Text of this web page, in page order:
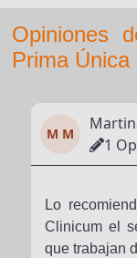
Opiniones
Prima Única
M M
1
Lo
Clinicum el
que trabajan